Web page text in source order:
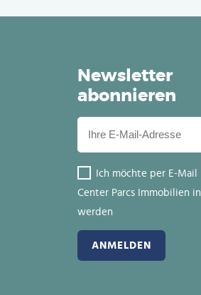
Newsletter
abonnieren
Ich möchte per E-Mail
Center Parcs Immobilien
werden